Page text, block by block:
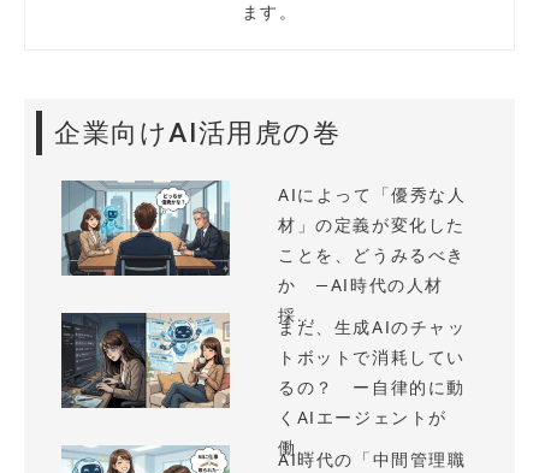
ます。
企業向けAI活用虎の巻
AIによって「優秀な人
材」の定義が変化した
ことを、どうみるべき
か —AI時代の人材
採...
まだ、生成AIのチャッ
トボットで消耗してい
るの？ ー自律的に動
くAIエージェントが
働...
AI時代の「中間管理職